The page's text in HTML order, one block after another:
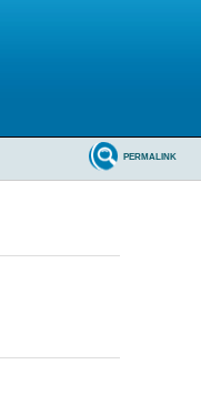
PERMALINK